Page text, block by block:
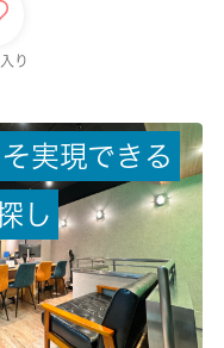
り
そ実現で き る
し